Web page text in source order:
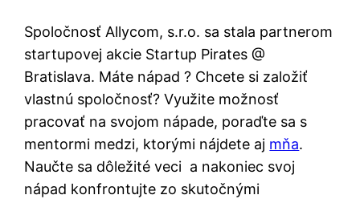
Spoločnosť Allycom, s.r.o. sa stala partnerom
startupovej akcie Startup Pirates @
Bratislava. Máte nápad ? Chcete si založiť
vlastnú spoločnosť? Využite možnosť
pracovať na svojom nápade, poraďte sa s
mentormi medzi, ktorými nájdete aj mňa.
Naučte sa dôležité veci a nakoniec svoj
nápad konfrontujte zo skutočnými